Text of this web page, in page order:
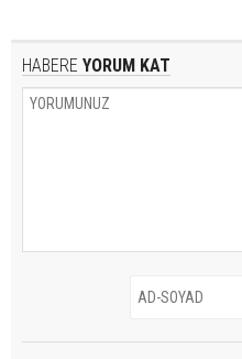
HABERE YORUM KAT